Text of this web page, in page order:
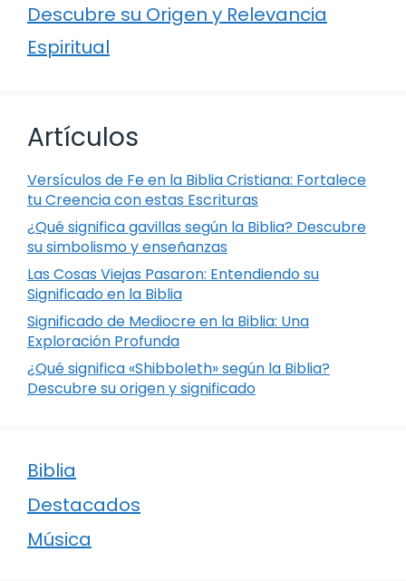
Descubre su Origen y Relevancia
Espiritual
Artículos
Versículos de Fe en la Biblia Cristiana: Fortalece
tu Creencia con estas Escrituras
¿Qué significa gavillas según la Biblia? Descubre
su simbolismo y enseñanzas
Las Cosas Viejas Pasaron: Entendiendo su
Significado en la Biblia
Significado de Mediocre en la Biblia: Una
Exploración Profunda
¿Qué significa «Shibboleth» según la Biblia?
Descubre su origen y significado
Biblia
Destacados
Música